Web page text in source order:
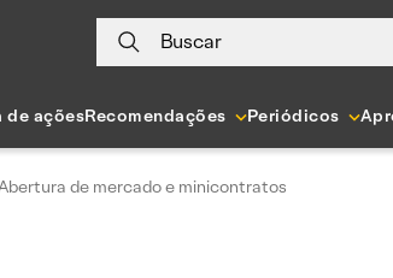
Buscar
de açõesRecomendações Periódicos
de mercado e minicontratos